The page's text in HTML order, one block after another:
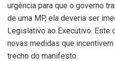
urgência para que o governo
de uma MP, ela deveria ser
Legislativo ao Executivo. Este
novas medidas que
trecho do manifesto.